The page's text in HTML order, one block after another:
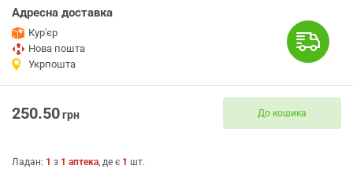
Адресна доставка
Кур'єр
Нова пошта
Укрпошта
250.50грн До кошика
Ладан: 1 з 1 аптека, де є 1 шт.